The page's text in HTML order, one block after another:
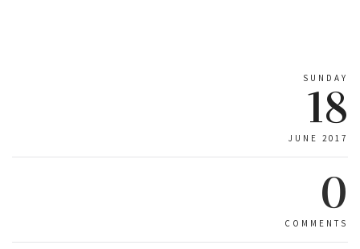
SUNDAY
18
JUNE 2017
0
COMMENTS